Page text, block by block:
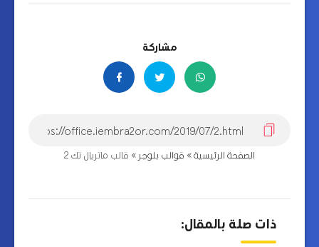
مشاركة
الصفحة الرئيسية » قوالب بلوجر » قالب ماتريال تك 2
ذات صلة بالمقال: